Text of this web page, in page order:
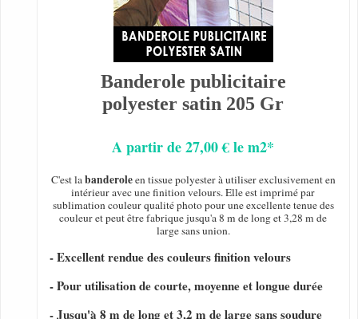
Banderole publicitaire
polyester satin 205 Gr
A partir de 27,00 € le m2*
C'est labanderoleen tissue polyester à utiliser exclusivement en
intérieur avec une finition velours. Elle est imprimé par
sublimation couleur qualité photo pour une excellente tenue des
couleur et peut être fabrique jusqu'a 8 m de long et 3,28 m de
large sans union.
- Excellent rendue des couleurs finition velours
- Pour utilisation de courte, moyenne et longue durée
- Jusqu'à 8 m de long et 3,2 m de large sans soudure